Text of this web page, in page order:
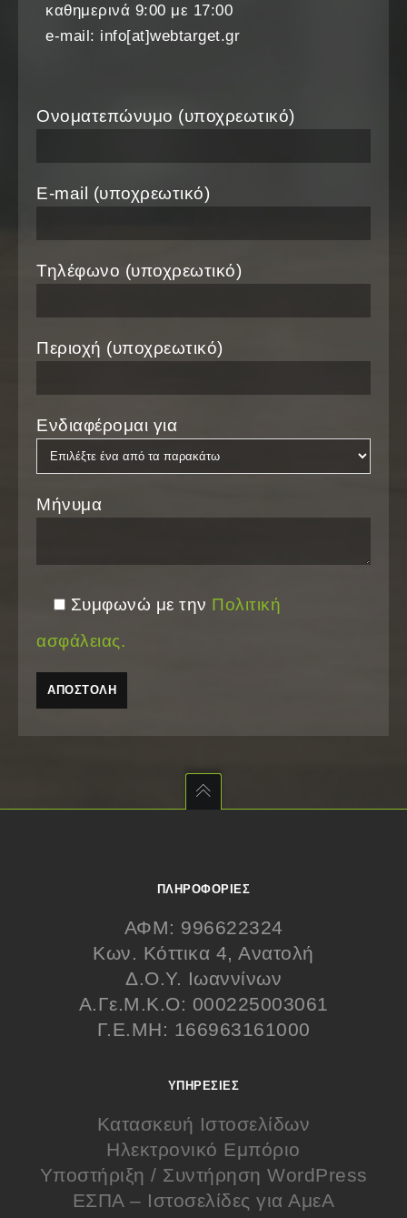
καθημερινά 9:00 με 17:00
e-mail: info[at]webtarget.gr
Ονοματεπώνυμο (υποχρεωτικό)
E-mail (υποχρεωτικό)
Τηλέφωνο (υποχρεωτικό)
Περιοχή (υποχρεωτικό)
Ενδιαφέρομαι για
Μήνυμα
Συμφωνώ με την Πολιτική
ασφάλειας.
ΠΛΗΡΟΦΟΡΊΕΣ
ΑΦΜ: 996622324
Κων. Κόττικα 4, Ανατολή
Δ.Ο.Υ. Ιωαννίνων
Α.Γε.Μ.Κ.Ο: 000225003061
Γ.Ε.ΜΗ: 166963161000
ΥΠΗΡΕΣΊΕΣ
Κατασκευή Ιστοσελίδων
Ηλεκτρονικό Εμπόριο
Υποστήριξη / Συντήρηση WordPress
ΕΣΠΑ – Ιστοσελίδες για ΑμεΑ